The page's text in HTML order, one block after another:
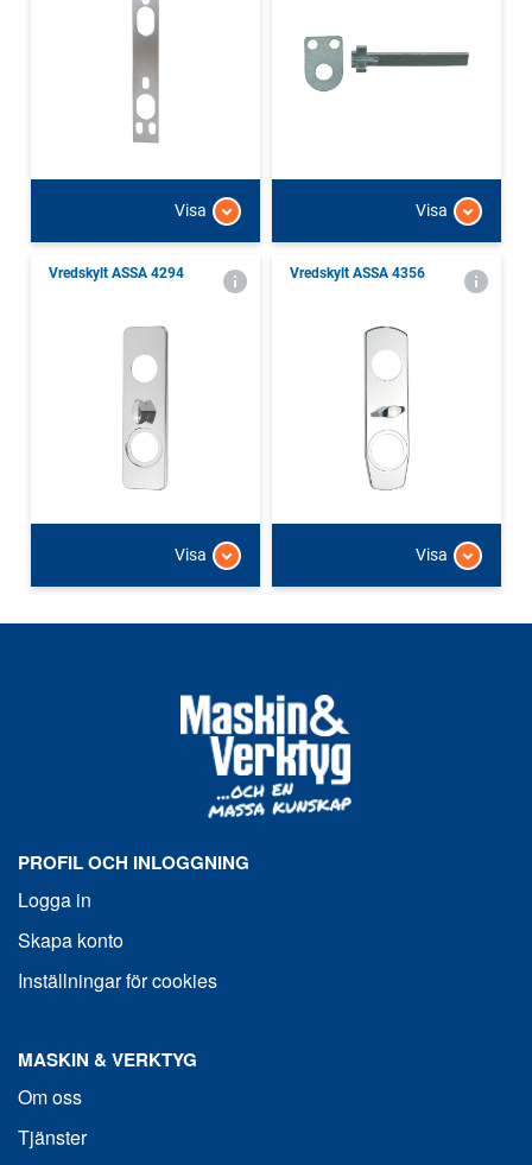
Visa Visa
Vredskylt ASSA 4294
Visa
Vredskylt ASSA 4356
Visa
PROFIL OCH INLOGGNING
Logga in
Skapa konto
Inställningar för cookies
MASKIN & VERKTYG
Om oss
Tjänster